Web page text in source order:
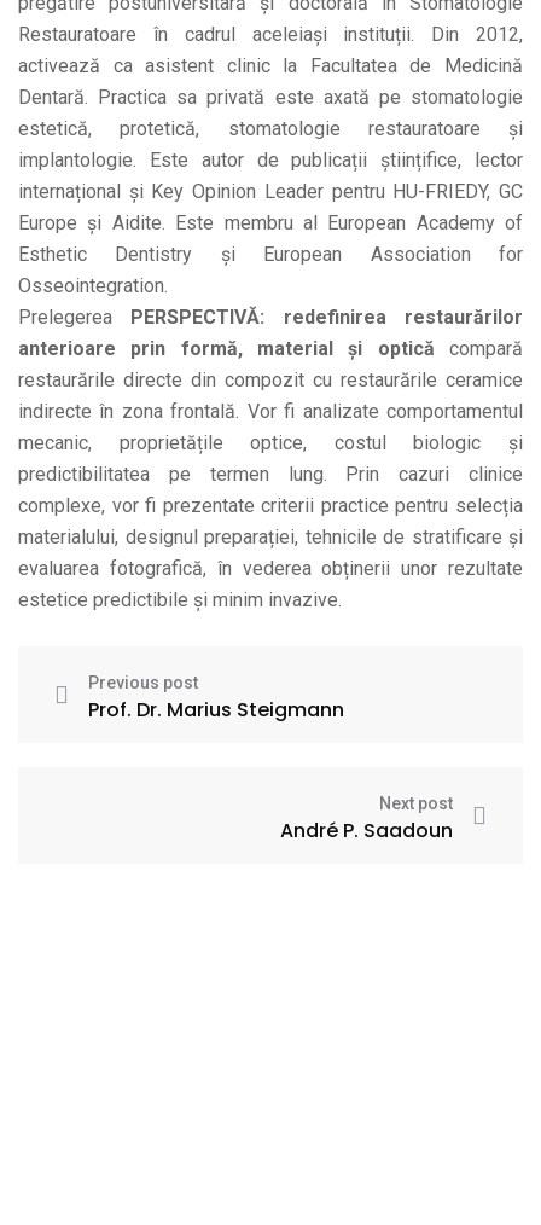
Restauratoare în cadrul aceleiași instituții. Din 2012,
activează ca asistent clinic la Facultatea de Medicină
Dentară. Practica sa privată este axată pe stomatologie
estetică, protetică, stomatologie restauratoare și
implantologie. Este autor de publicații științifice, lector
internațional și Key Opinion Leader pentru HU-FRIEDY, GC
Europe și Aidite. Este membru al European Academy of
Esthetic Dentistry și European Association for
Osseointegration.
Prelegerea PERSPECTIVĂ: redefinirea restaurărilor
anterioare prin formă, material și optică compară
restaurările directe din compozit cu restaurările ceramice
indirecte în zona frontală. Vor fi analizate comportamentul
mecanic, proprietățile optice, costul biologic și
predictibilitatea pe termen lung. Prin cazuri clinice
complexe, vor fi prezentate criterii practice pentru selecția
materialului, designul preparației, tehnicile de stratificare și
evaluarea fotografică, în vederea obținerii unor rezultate
estetice predictibile și minim invazive.
Previous post
Prof. Dr. Marius Steigmann
Next post
André P. Saadoun